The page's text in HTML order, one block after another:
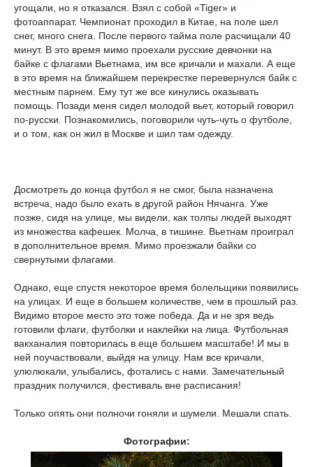
угощали, но я отказался. Взял с собой «Tiger» и
фотоаппарат. Чемпионат проходил в Китае, на поле шел
снег, много снега. После первого тайма поле расчищали 40
минут. В это время мимо проехали русские девчонки на
байке с флагами Вьетнама, им все кричали и махали. А еще
в это время на ближайшем перекрестке перевернулся байк с
местным парнем. Ему тут же все кинулись оказывать
помощь. Позади меня сидел молодой вьет, который говорил
по-русски. Познакомились, поговорили чуть-чуть о футболе,
и о том, как он жил в Москве и шил там одежду.
Досмотреть до конца футбол я не смог, была назначена
встреча, надо было ехать в другой район Нячанга. Уже
позже, сидя на улице, мы видели, как толпы людей выходят
из множества кафешек. Молча, в тишине. Вьетнам проиграл
в дополнительное время. Мимо проезжали байки со
свернутыми флагами.
Однако, еще спустя некоторое время болельщики появились
на улицах. И еще в большем количестве, чем в прошлый раз.
Видимо второе место это тоже победа. Да и не зря ведь
готовили флаги, футболки и наклейки на лица. Футбольная
вакханалия повторилась в еще большем масштабе! И мы в
ней поучаствовали, выйдя на улицу. Нам все кричали,
улюлюкали, улыбались, фотались с нами. Замечательный
праздник получился, фестиваль вне расписания!
Только опять они полночи гоняли и шумели. Мешали спать.
Фотографии: